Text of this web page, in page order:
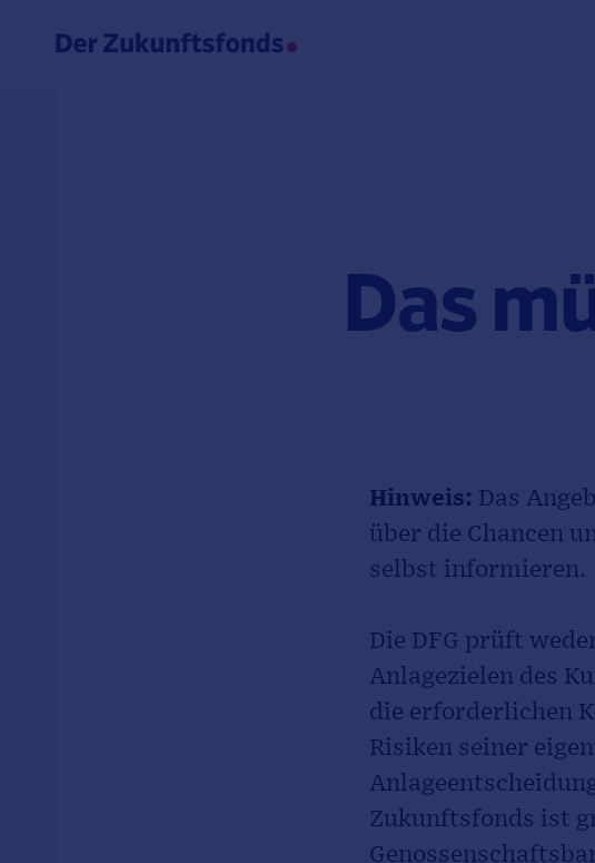
Das
Hinweis: Das
über die Chancen
selbst informieren.
Die DFG prüft
Anlagezielen des
die erforderlichen
Risiken seiner
Zukunftsfonds ist